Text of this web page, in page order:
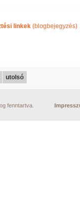
linkek (blogbejegyzés)
utolsó
fenntartva.